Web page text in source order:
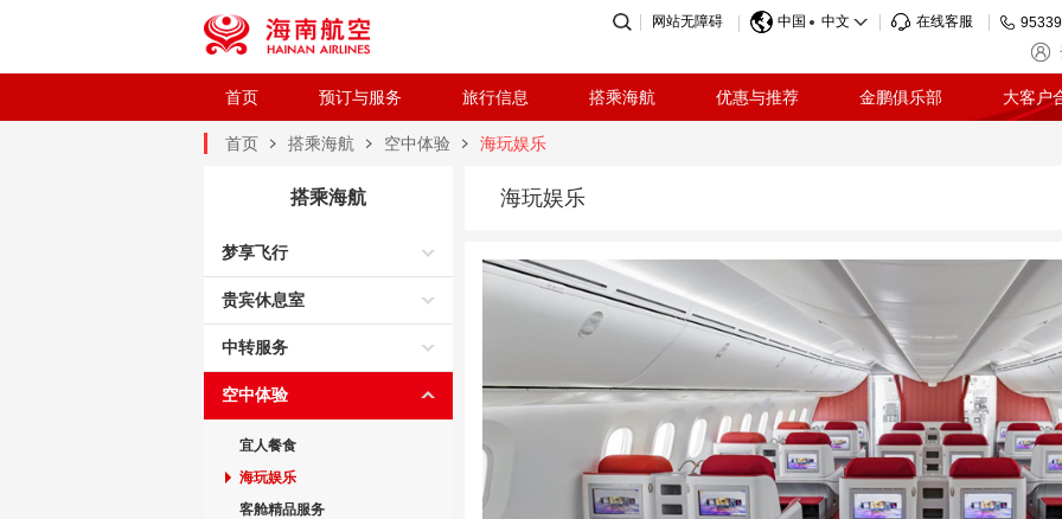
网站无障碍 中国 中文 在线客服 95339
首页 预订与服务 旅行信息 搭乘海航 优惠与推荐 金鹏俱乐部 大客户
首页 搭乘海航 空中体验 海玩娱乐
搭乘海航
梦享飞行
贵宾休息室
中转服务
空中体验
宜人餐食
海玩娱乐
客舱精品服务
海玩娱乐